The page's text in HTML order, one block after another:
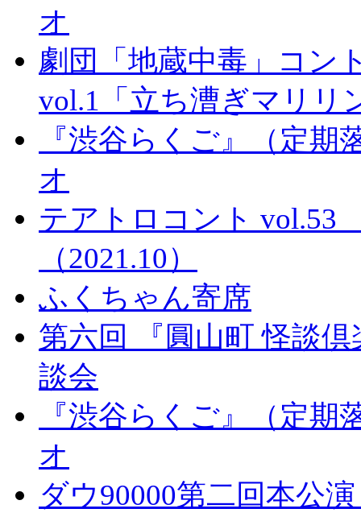
オ
劇団「地蔵中毒」コン
vol.1「立ち漕ぎマリリ
『渋谷らくご』（定
オ
テアトロコント
（2021.10）
ふくちゃん寄席
第六回 『圓山町 怪談
談会
『渋谷らくご』（定
オ
ダウ90000第二回本公